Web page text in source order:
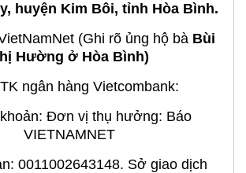
huyện Kim Bôi, tỉnh Hòa Bình.
(Ghi rõ ủng hộ bà Bùi
Hường ở Hòa Bình)
ngân hàng Vietcombank:
Đơn vị thụ hưởng: Báo
VIETNAMNET
0011002643148. Sở giao dịch